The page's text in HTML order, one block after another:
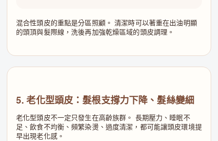
混合性頭皮的重點是分區照顧。 清潔時可以著重在出油明顯
的頭頂與髮際線，洗後再加強乾燥區域的頭皮調理。
5. 老化型頭皮：髮根支撐力下降、髮絲變細
老化型頭皮不一定只發生在高齡族群。 長期壓力、睡眠不
足、飲食不均衡、頻繁染燙、過度清潔，都可能讓頭皮環境提
早出現老化感。